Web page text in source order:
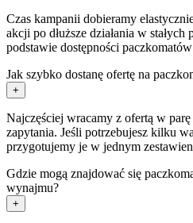
Czas kampanii dobieramy
akcji po dłuższe działania w
podstawie dostępności
Jak szybko dostanę ofertę na
+
Najczęściej wracamy z ofertą w
zapytania. Jeśli potrzebujesz kilku
przygotujemy je w jednym
Gdzie mogą znajdować się
wynajmu?
+